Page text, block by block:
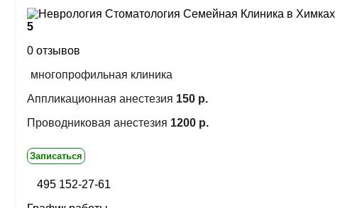
5
0 отзывов
многопрофильная клиника
Аппликационная анестезия 150 р.
Проводниковая анестезия 1200 р.
Записаться
495 152-27-61